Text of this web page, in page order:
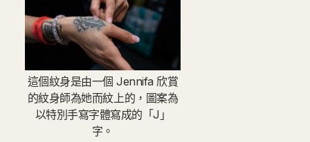
這個紋身是由一個 Jennifa 欣賞
的紋身師為她而紋上的，圖案為
以特別手寫字體寫成的「J」
字。